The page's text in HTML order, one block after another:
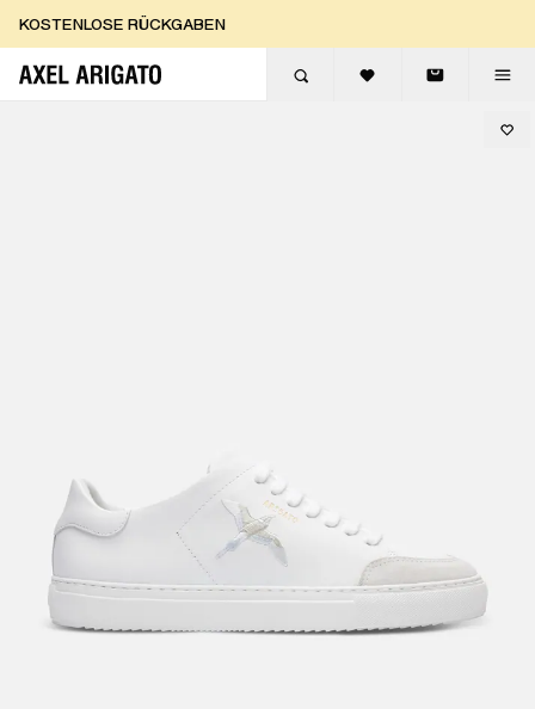
Zum Inhalt springen
KOSTENLOSE RÜCKGABEN
KOSTENLOSE EXPRESSLIEFERUNG